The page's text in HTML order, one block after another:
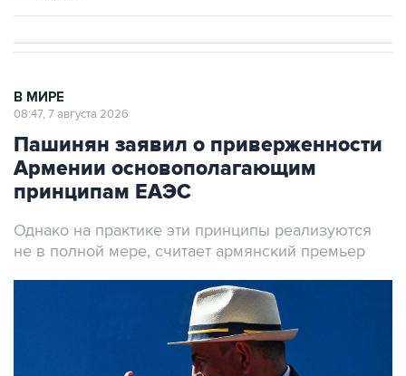
В МИРЕ
08:47, 7 августа 2026
Пашинян заявил о приверженности
Армении основополагающим
принципам ЕАЭС
Однако на практике эти принципы реализуются
не в полной мере, считает армянский премьер